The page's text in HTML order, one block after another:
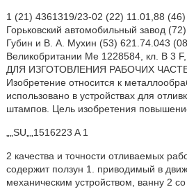
1 (21) 4361319/23-02 (22) 11.01,88
Горьковский автомобильный завод
Губин и В. А. Мухин (53) 621.74.043
Великобритании Ме 1228584, кл. В
ДЛЯ ИЗГОТОВЛЕНИЯ РАБОЧИХ
Изобретение относится к
использовано в устройствах для
штампов. Цель изобретения
„„SU„„1516223 A 1
2 качества и точности отливаемых
содержит ползун 1. приводимый в
механическим устройством, ванну 2